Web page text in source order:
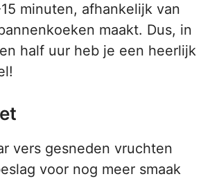
minuten, afhankelijk van
maakt. Dus, in
half uur heb je een heerlijk
vers gesneden vruchten
voor nog meer smaak